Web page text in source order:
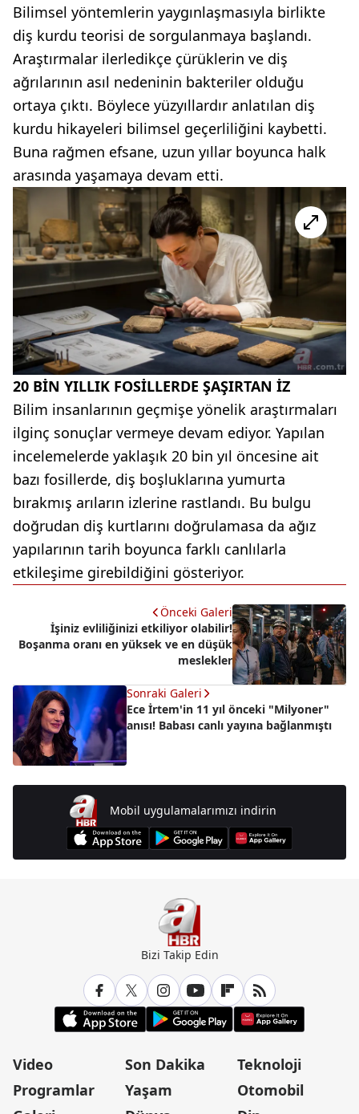
Bilimsel yöntemlerin yaygınlaşmasıyla birlikte
diş kurdu teorisi de sorgulanmaya başlandı.
Araştırmalar ilerledikçe çürüklerin ve diş
ağrılarının asıl nedeninin bakteriler olduğu
ortaya çıktı. Böylece yüzyıllardır anlatılan diş
kurdu hikayeleri bilimsel geçerliliğini kaybetti.
Buna rağmen efsane, uzun yıllar boyunca halk
arasında yaşamaya devam etti.
20 BİN YILLIK FOSİLLERDE ŞAŞIRTAN İZ
Bilim insanlarının geçmişe yönelik araştırmaları
ilginç sonuçlar vermeye devam ediyor. Yapılan
incelemelerde yaklaşık 20 bin yıl öncesine ait
bazı fosillerde, diş boşluklarına yumurta
bırakmış arıların izlerine rastlandı. Bu bulgu
doğrudan diş kurtlarını doğrulamasa da ağız
yapılarının tarih boyunca farklı canlılarla
etkileşime girebildiğini gösteriyor.
Önceki Galeri
İşiniz evliliğinizi etkiliyor olabilir!
Boşanma oranı en yüksek ve en düşük
meslekler
Sonraki Galeri
Ece İrtem'in 11 yıl önceki "Milyoner"
anısı! Babası canlı yayına bağlanmıştı
Mobil uygulamalarımızı indirin
Bizi Takip Edin
Video
Programlar
Son Dakika
Yaşam
Teknoloji
Otomobil